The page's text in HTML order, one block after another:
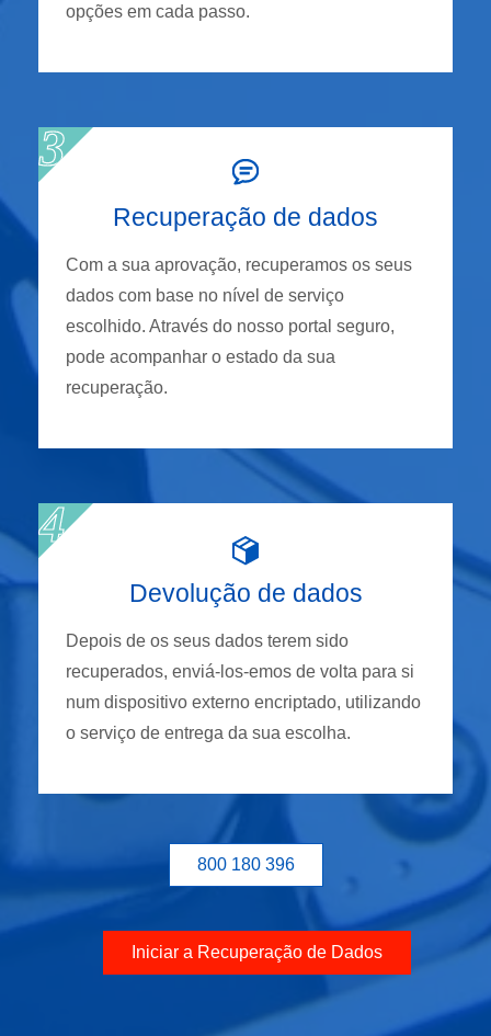
opções em cada passo.
Recuperação de dados
Com a sua aprovação, recuperamos os seus
dados com base no nível de serviço
escolhido. Através do nosso portal seguro,
pode acompanhar o estado da sua
recuperação.
Devolução de dados
Depois de os seus dados terem sido
recuperados, enviá-los-emos de volta para si
num dispositivo externo encriptado, utilizando
o serviço de entrega da sua escolha.
800 180 396
Iniciar a Recuperação de Dados